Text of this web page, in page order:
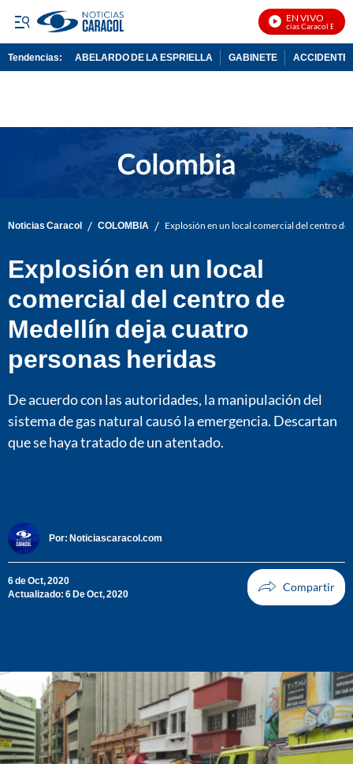
EN VIVO
Noticias Caracol En Vivo
Tendencias: ABELARDO DE LA ESPRIELLA GABINETE ACCIDENTE
Noticias Caracol / COLOMBIA / Explosión en un local comercial del centro
Explosión en un local
comercial del centro de
Medellín deja cuatro
personas heridas
De acuerdo con las autoridades, la manipulación del
sistema de gas natural causó la emergencia. Descartan
que se haya tratado de un atentado.
Por: Noticiascaracol.com
6 de Oct, 2020
Actualizado: 6 De Oct, 2020